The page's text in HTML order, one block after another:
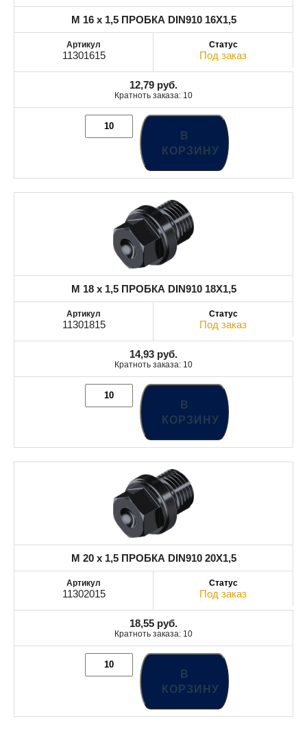
M 16 x 1,5 ПРОБКА DIN910 16X1,5
11301615 Под заказ
12,79 руб.
Кратноть заказа: 10
В
КОРЗИНУ
M 18 x 1,5 ПРОБКА DIN910 18X1,5
11301815 Под заказ
14,93 руб.
Кратноть заказа: 10
В
КОРЗИНУ
M 20 x 1,5 ПРОБКА DIN910 20X1,5
11302015 Под заказ
18,55 руб.
Кратноть заказа: 10
В
КОРЗИНУ